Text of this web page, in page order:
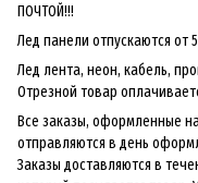
ПОЧТОЙ!!!
Лед панели отпускаются от
Лед лента, неон, кабель,
Отрезной товар
Все заказы, оформленные
отправляются в день
Заказы доставляются в